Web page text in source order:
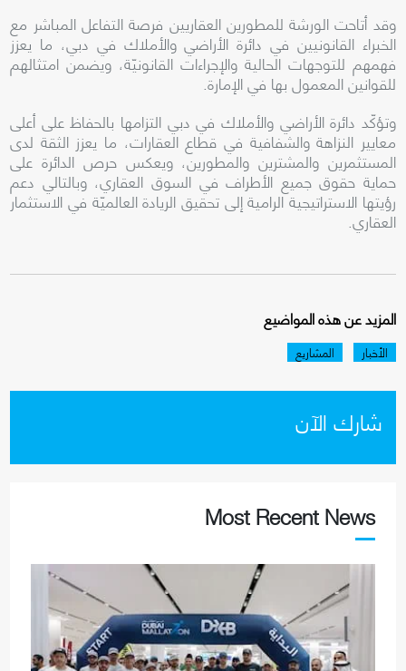
وقد أتاحت الورشة للمطورين العقاريين فرصة التفاعل المباشر مع
الخبراء القانونيين في دائرة الأراضي والأملاك في دبي، ما يعزز
فهمهم للتوجهات الحالية والإجراءات القانونيّة، ويضمن امتثالهم
للقوانين المعمول بها في الإمارة.
وتؤكّد دائرة الأراضي والأملاك في دبي التزامها بالحفاظ على أعلى
معايير النزاهة والشفافية في قطاع العقارات، ما يعزز الثقة لدى
المستثمرين والمشترين والمطورين، ويعكس حرص الدائرة على
حماية حقوق جميع الأطراف في السوق العقاري، وبالتالي دعم
رؤيتها الاستراتيجية الرامية إلى تحقيق الريادة العالميّة في الاستثمار
العقاري.
المزيد عن هذه المواضيع
الأخبار المشاريع
شارك الآن
Most Recent News